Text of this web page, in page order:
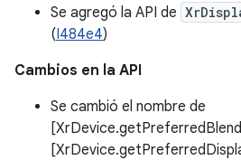
Se agregó la API de
(I484e4)
Cambios en la API
Se cambió el nombre de